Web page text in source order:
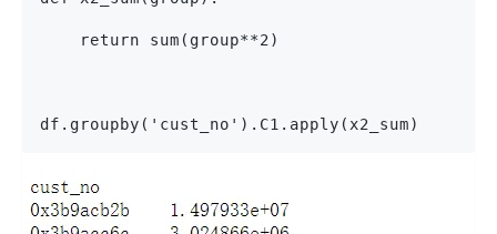
    return sum(group**2)
df.groupby('cust_no').C1.apply(x2_sum)